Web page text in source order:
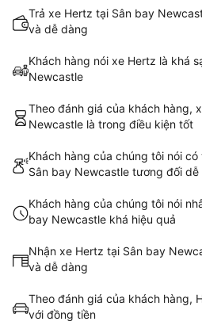
Trả xe Hertz tại Sân bay
và dễ dàng
Khách hàng nói xe Hertz là khá
Newcastle
Theo đánh giá của khách hàng,
Newcastle là trong điều kiện tốt
Khách hàng của chúng tôi nói
Sân bay Newcastle tương đối dễ
Khách hàng của chúng tôi nói
bay Newcastle khá hiệu quả
Nhận xe Hertz tại Sân bay
và dễ dàng
Theo đánh giá của khách hàng,
với đồng tiền